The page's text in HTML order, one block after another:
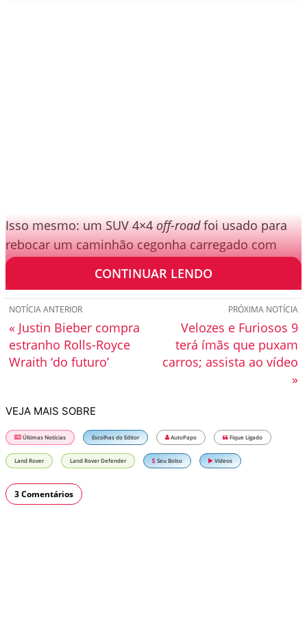
Isso mesmo: um SUV 4×4off-roadfoi usado para
rebocar um caminhão cegonha carregado com
sete carros.
CONTINUAR LENDO
PRÓXIMA NOTÍCIA
Velozes e Furiosos 9
terá ímãs que puxam
carros; assista ao vídeo
»
NOTÍCIA ANTERIOR
« Justin Bieber compra
estranho Rolls-Royce
Wraith ‘do futuro’
VEJA MAIS SOBRE
Últimas Notícias Escolhas do Editor AutoPapo Fique Ligado
Land Rover Land Rover Defender Seu Bolso Vídeos
3 Comentários